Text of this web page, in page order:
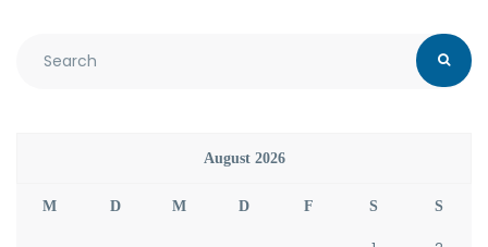
August 2026
M D M D F S S